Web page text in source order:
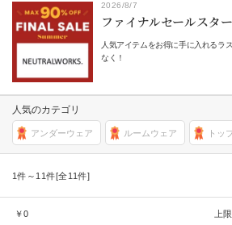
2026/8/7
ファイナルセールスター
人気アイテムをお得に手に入れるラ
なく！
人気のカテゴリ
アンダーウェア ルームウェア トッ
1件～11件[全11件]
￥0 上